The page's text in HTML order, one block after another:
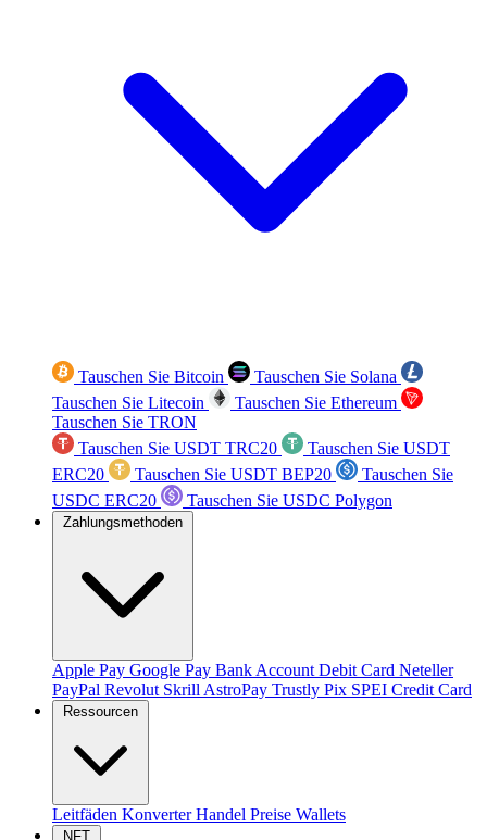
Tauschen Sie Bitcoin
Tauschen Sie Solana
Tauschen Sie Litecoin
Tauschen Sie Ethereum
Tauschen Sie TRON
Tauschen Sie USDT TRC20
Tauschen Sie USDT
ERC20
Tauschen Sie USDT BEP20
Tauschen Sie
USDC ERC20
Tauschen Sie USDC Polygon
Zahlungsmethoden
Apple Pay Google Pay Bank Account Debit Card Neteller
PayPal Revolut Skrill AstroPay Trustly Pix SPEI Credit Card
Ressourcen
Leitfäden KonverterHandel Preise Wallets
NFT